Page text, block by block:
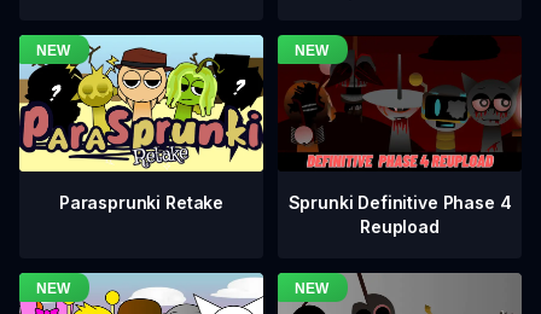
Parasprunki Retake
Sprunki Definitive Phase 4
Reupload